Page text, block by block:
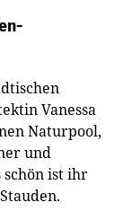
Vanessa
Naturpool,
und
schön ist ihr